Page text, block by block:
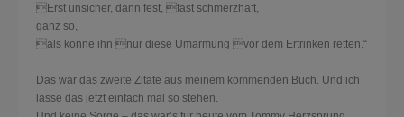
Erst unsicher, dann fest, fast schmerzhaft,
ganz so,
als könne ihn nur diese Umarmung vor dem Ertrinken retten.“
Das war das zweite Zitate aus meinem kommenden Buch. Und ich
lasse das jetzt einfach mal so stehen.